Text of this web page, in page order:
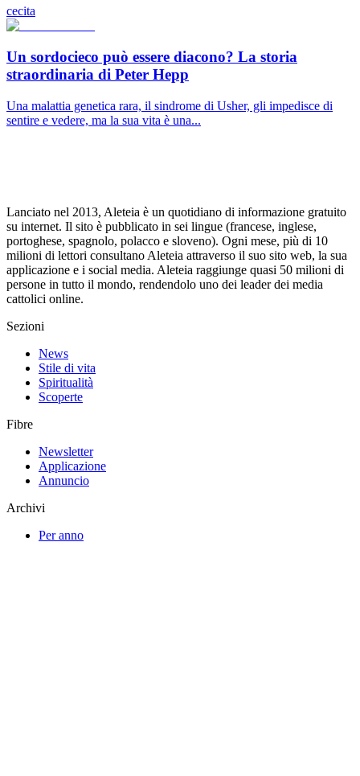
cecita
Un sordocieco può essere diacono? La storia
straordinaria di Peter Hepp
Una malattia genetica rara, il sindrome di Usher, gli impedisce di
sentire e vedere, ma la sua vita è una...
Lanciato nel 2013, Aleteia è un quotidiano di informazione gratuito
su internet. Il sito è pubblicato in sei lingue (francese, inglese,
portoghese, spagnolo, polacco e sloveno). Ogni mese, più di 10
milioni di lettori consultano Aleteia attraverso il suo sito web, la sua
applicazione e i social media. Aleteia raggiunge quasi 50 milioni di
persone in tutto il mondo, rendendolo uno dei leader dei media
cattolici online.
Sezioni
News
Stile di vita
Spiritualità
Scoperte
Fibre
Newsletter
Applicazione
Annuncio
Archivi
Per anno